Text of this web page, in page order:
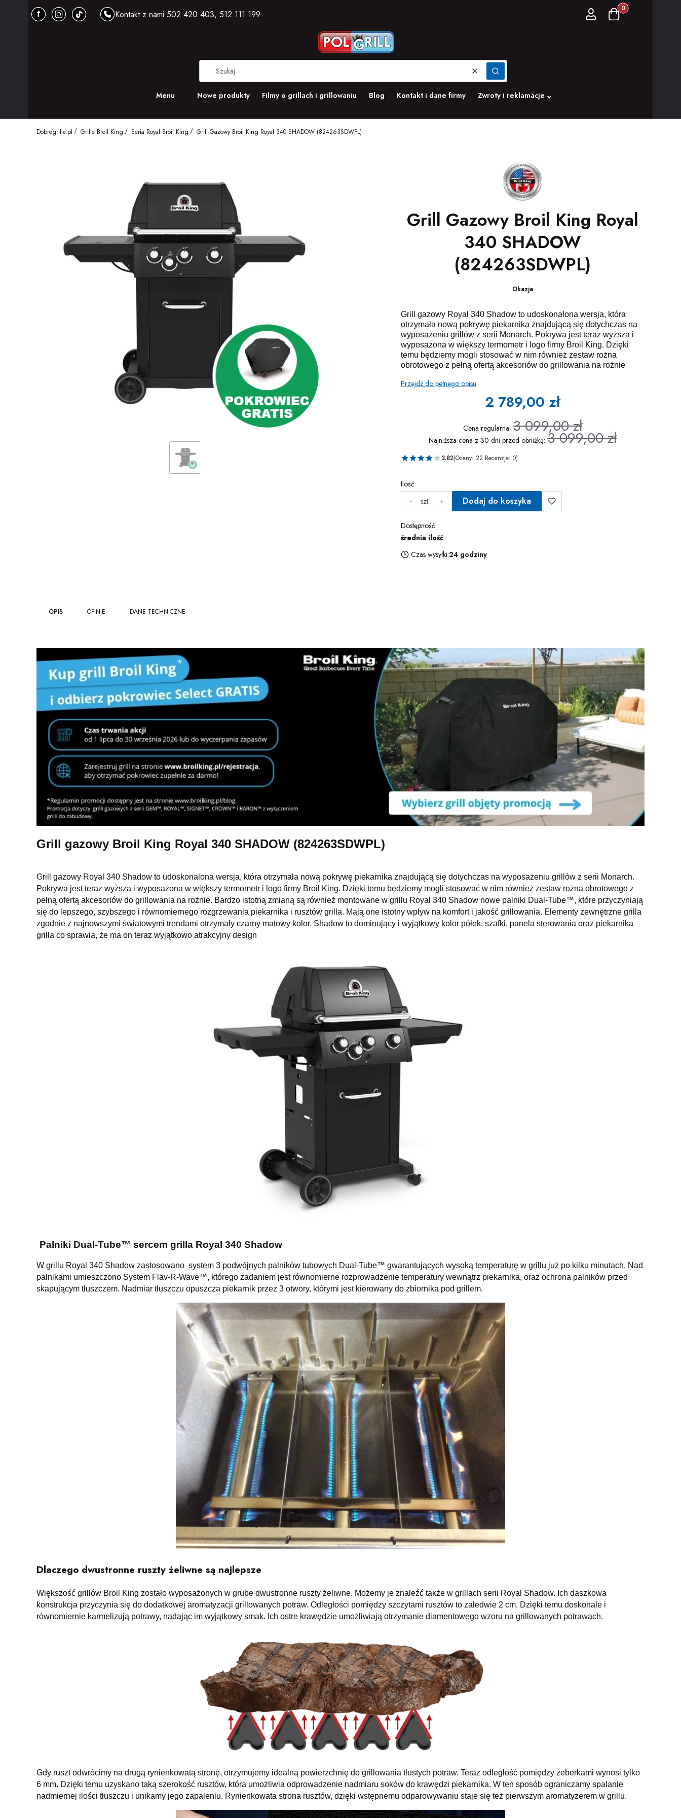
Kontakt z nami 502 420 403, 512 111 199 Zaloguj sięProdukty w
Koszyk
WyczyśćSzukaj
Menu
Nowe produkty Filmy o grillach i grillowaniu Blog Kontakt i dane firmy Zwroty i reklamacje
Dobregrille.pl Grille Broil King Seria Royal Broil King Grill Gazowy Broil King Royal 340 SHADOW (824263SDWPL)
Grill Gazowy Broil King Royal
340 SHADOW
(824263SDWPL)
Okazja
Grill gazowy Royal 340 Shadow to udoskonalona wersja, która
otrzymała nową pokrywę piekarnika znajdującą się dotychczas na
wyposażeniu grillów z serii Monarch. Pokrywa jest teraz wyższa i
wyposażona w większy termometr i logo firmy Broil King. Dzięki
temu będziemy mogli stosować w nim również zestaw rożna
obrotowego z pełną ofertą akcesoriów do grillowania na rożnie
Przejdź do pełnego opisu
2 789,00 zł
Cena regularna: 3 099,00 zł
Najniższa cena z 30 dni przed obniżką: 3 099,00 zł
3.82(Oceny: 22 Recenzje: 0)
Ilość
szt.
Dodaj do koszyka
Dostępność:
średnia ilość
Czas wysyłki:24 godziny
OPIS OPINIE DANE TECHNICZNE
Grill gazowy Broil King Royal 340 SHADOW (824263SDWPL)
Grill gazowy Royal 340 Shadow to udoskonalona wersja, która otrzymała nową pokrywę piekarnika znajdującą się dotychczas na wyposażeniu grillów z serii Monarch.
Pokrywa jest teraz wyższa i wyposażona w większy termometr i logo firmy Broil King. Dzięki temu będziemy mogli stosować w nim również zestaw rożna obrotowego z
pełną ofertą akcesoriów do grillowania na rożnie. Bardzo istotną zmianą są również montowane w grillu Royal 340 Shadow nowe palniki Dual-Tube™, które przyczyniają
się do lepszego, szybszego i równomiernego rozgrzewania piekarnika i rusztów grilla. Mają one istotny wpływ na komfort i jakość grillowania. Elementy zewnętrzne grilla
zgodnie z najnowszymi światowymi trendami otrzymały czarny matowy kolor. Shadow to dominujący i wyjątkowy kolor półek, szafki, panela sterowania oraz piekarnika
grilla co sprawia, że ma on teraz wyjątkowo atrakcyjny design
Palniki Dual-Tube™ sercem grilla Royal 340 Shadow
W grillu Royal 340 Shadow zastosowano system 3 podwójnych palników tubowych Dual-Tube™ gwarantujących wysoką temperaturę w grillu już po kilku minutach. Nad
palnikami umieszczono System Flav-R-Wave™, którego zadaniem jest równomierne rozprowadzenie temperatury wewnątrz piekarnika, oraz ochrona palników przed
skapującym tłuszczem. Nadmiar tłuszczu opuszcza piekarnik przez 3 otwory, którymi jest kierowany do zbiornika pod grillem.
Dlaczego dwustronne ruszty żeliwne są najlepsze
Większość grillów Broil King zostało wyposażonych w grube dwustronne ruszty żeliwne. Możemy je znaleźć także w grillach serii Royal Shadow. Ich daszkowa
konstrukcja przyczynia się do dodatkowej aromatyzacji grillowanych potraw. Odległości pomiędzy szczytami rusztów to zaledwie 2 cm. Dzięki temu doskonale i
równomiernie karmelizują potrawy, nadając im wyjątkowy smak. Ich ostre krawędzie umożliwiają otrzymanie diamentowego wzoru na grillowanych potrawach.
Gdy ruszt odwrócimy na drugą rynienkowatą stronę, otrzymujemy idealną powierzchnię do grillowania tłustych potraw. Teraz odległość pomiędzy żeberkami wynosi tylko
6 mm. Dzięki temu uzyskano taką szerokość rusztów, która umożliwia odprowadzenie nadmiaru soków do krawędzi piekarnika. W ten sposób ograniczamy spalanie
nadmiernej ilości tłuszczu i unikamy jego zapaleniu. Rynienkowata strona rusztów, dzięki wstępnemu odparowywaniu staje się też pierwszym aromatyzerem w grillu.